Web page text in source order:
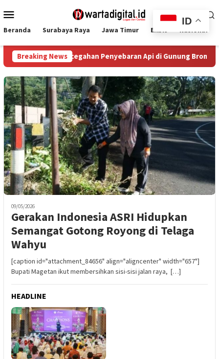
ke
Mobile
Beranda Surabaya Raya Jawa Timur Ekbis Nasional
Breaking News
Pencegahan Penyebaran Api di Gunung Bromo Terus
09/05/2026
Gerakan Indonesia ASRI Hidupkan
Semangat Gotong Royong di Telaga
Wahyu
[caption id="attachment_84656" align="aligncenter" width="657"]
Bupati Magetan ikut membersihkan sisi-sisi jalan raya, […]
HEADLINE
ID